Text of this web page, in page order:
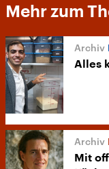
Mehr zum
Alles
Mit